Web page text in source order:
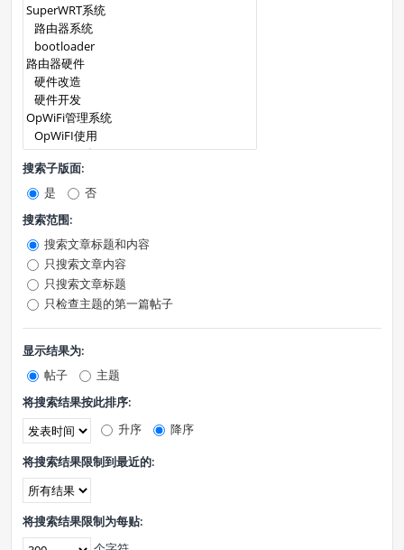
搜索子版面:
是
否
搜索范围:
搜索文章标题和内容
只搜索文章内容
只搜索文章标题
只检查主题的第一篇帖子
显示结果为:
帖子
主题
将搜索结果按此排序:
升序
降序
将搜索结果限制到最近的:
将搜索结果限制为每贴: